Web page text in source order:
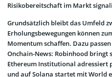
Risikobereitschaft im Markt
Grundsätzlich bleibt das Umfeld
Erholungsbewegungen können
Momentum schaffen. Dazu
Onchain-News: Robinhood bringt
Ethereum Institutional
und auf Solana startet mit World